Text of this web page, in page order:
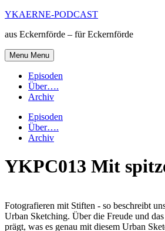
Skip
content
YKAERNE-PODCAST
aus Eckernförde – für Eckernförde
Menu Menu
Episoden
Über….
Archiv
Episoden
Über….
Archiv
YKPC013 Mit
Fotografieren mit Stiften - so beschreibt
Urban Sketching. Über die Freude und
prägt, was es genau mit diesem Urban